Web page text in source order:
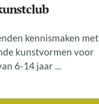
kennismaken met
kunstvormen voor
6-14 jaar ...